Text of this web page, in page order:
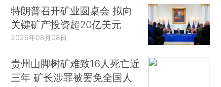
特朗普召开矿业圆桌会 拟向
关键矿产投资超20亿美元
2026年08月08日
贵州山脚树矿难致16人死亡近
三年 矿长涉罪被罢免全国人